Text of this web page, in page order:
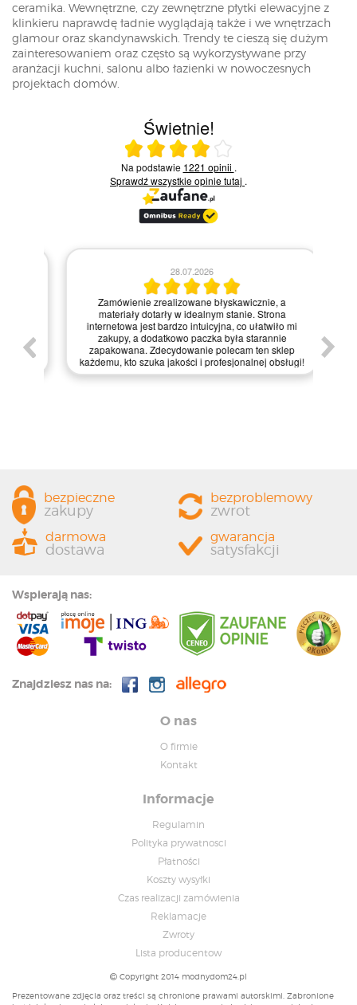
ceramika. Wewnętrzne, czy zewnętrzne płytki elewacyjne z
klinkieru naprawdę ładnie wyglądają także i we wnętrzach
glamour oraz skandynawskich. Trendy te cieszą się dużym
zainteresowaniem oraz często są wykorzystywane przy
aranżacji kuchni, salonu albo łazienki w nowoczesnych
projektach domów.
Świetnie!
Ocena średnia 4 na 5
Na podstawie 1221 opinii .
Sprawdź wszystkie opinietutaj .
28.07.2026
Zamówienie zrealizowane błyskawicznie, a
materiały dotarły w idealnym stanie. Strona
internetowa jest bardzo intuicyjna, co ułatwiło mi
zakupy, a dodatkowo paczka była starannie
zapakowana. Zdecydowanie polecam ten sklep
każdemu, kto szuka jakości i profesjonalnej obsługi!
bezpieczne
zakupy
bezproblemowy
zwrot
darmowa
dostawa
gwarancja
satysfakcji
Wspierają nas:
Znajdziesz nas na:
O nas
O firmie
Kontakt
Informacje
Regulamin
Polityka prywatnosci
Płatności
Koszty wysyłki
Czas realizacji zamówienia
Reklamacje
Zwroty
Lista producentow
Copyright 2014 modnydom24.pl
Prezentowane zdjęcia oraz treści są chronione prawami autorskimi. Zabronione